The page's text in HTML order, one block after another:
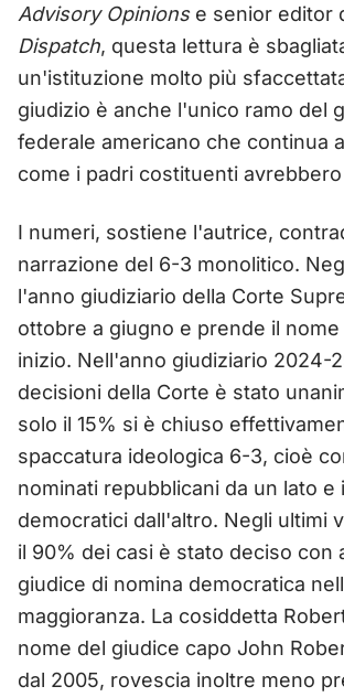
Advisory Opinionse senior editor
Dispatch, questa lettura è
un'istituzione molto più
giudizio è anche l'unico ramo del
federale americano che continua
come i padri costituenti
I numeri, sostiene l'autrice,
narrazione del 6-3 monolitico.
l'anno giudiziario della Corte
ottobre a giugno e prende il
inizio. Nell'anno giudiziario 2024-
decisioni della Corte è stato
solo il 15% si è chiuso
spaccatura ideologica 6-3, cioè
nominati repubblicani da un lato e
democratici dall'altro. Negli ultimi
il 90% dei casi è stato deciso con
giudice di nomina democratica
maggioranza. La cosiddetta
nome del giudice capo John
dal 2005, rovescia inoltre meno